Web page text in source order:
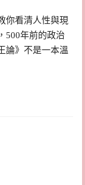
你看清人性與現
500年前的政治
論》不是一本溫